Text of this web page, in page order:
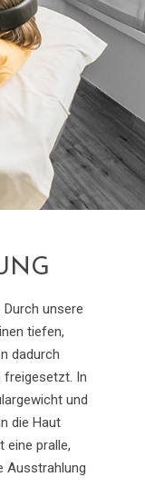
Durch unsere
tiefen,
dadurch
freigesetzt. In
und
die Haut
eine pralle,
Ausstrahlung